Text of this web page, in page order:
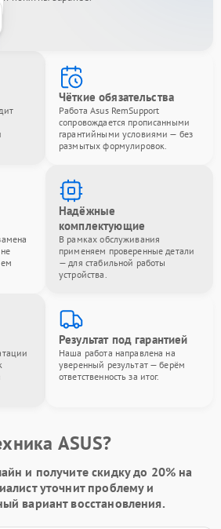
Чёткие обязательства
Работа Asus RemSupport
сопровождается прописанными
гарантийными условиями — без
размытых формулировок.
Надёжные
комплектующие
В рамках обслуживания
применяем проверенные детали
— для стабильной работы
устройства.
Результат под гарантией
Наша работа направлена на
уверенный результат — берём
ответственность за итог.
ASUS?
и получитескидку до 20% на
уточнит проблему и
вариант восстановления.